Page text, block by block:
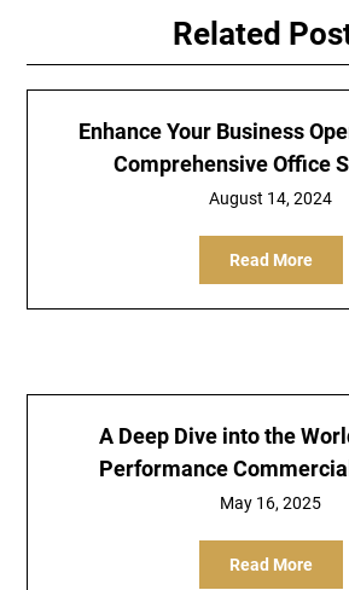
Related
Enhance Your Business
Comprehensive Office
August 14, 2024
Read More
A Deep Dive into the
Performance
May 16, 2025
Read More